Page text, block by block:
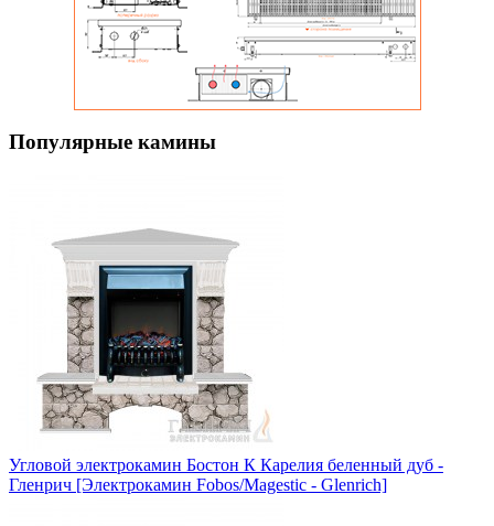
Популярные камины
Угловой электрокамин Бостон К Карелия беленный дуб -
Гленрич [Электрокамин Fobos/Magestic - Glenrich]